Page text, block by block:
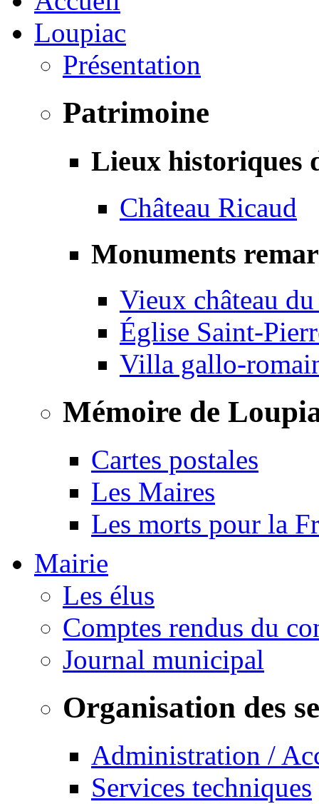
Loupiac
Présentation
Patrimoine
Lieux historiques
Château Ricaud
Monuments
Vieux château
Église Saint-
Villa gallo-
Mémoire de
Cartes postales
Les Maires
Les morts pour la
Mairie
Les élus
Comptes rendus du
Journal municipal
Organisation des
Administration /
Services techniques